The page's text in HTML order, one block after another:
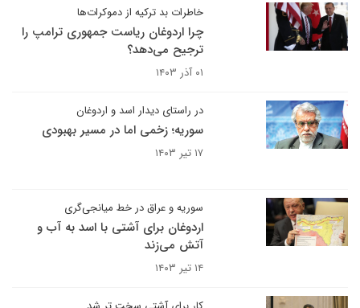
خاطرات بد ترکیه از دموکرات‌ها
چرا اردوغان ریاست جمهوری ترامپ را
ترجیح می‌دهد؟
۰۱ آذر ۱۴۰۳
در راستای دیدار اسد و اردوغان
سوریه؛ زخمی اما در مسیر بهبودی
۱۷ تیر ۱۴۰۳
سوریه و عراق در خط میانجی‌گری
اردوغان برای آشتی با اسد به آب و‌
آتش می‌زند
۱۴ تیر ۱۴۰۳